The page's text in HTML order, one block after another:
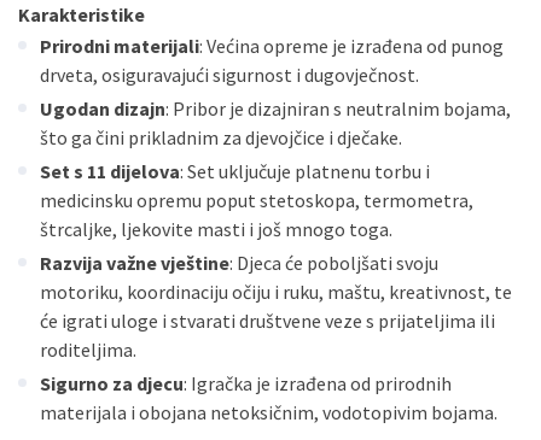
Karakteristike
Prirodni materijali: Većina opreme je izrađena od punog
drveta, osiguravajući sigurnost i dugovječnost.
Ugodan dizajn: Pribor je dizajniran s neutralnim bojama,
što ga čini prikladnim za djevojčice i dječake.
Set s 11 dijelova: Set uključuje platnenu torbu i
medicinsku opremu poput stetoskopa, termometra,
štrcaljke, ljekovite masti i još mnogo toga.
Razvija važne vještine: Djeca će poboljšati svoju
motoriku, koordinaciju očiju i ruku, maštu, kreativnost, te
će igrati uloge i stvarati društvene veze s prijateljima ili
roditeljima.
Sigurno za djecu: Igračka je izrađena od prirodnih
materijala i obojana netoksičnim, vodotopivim bojama.